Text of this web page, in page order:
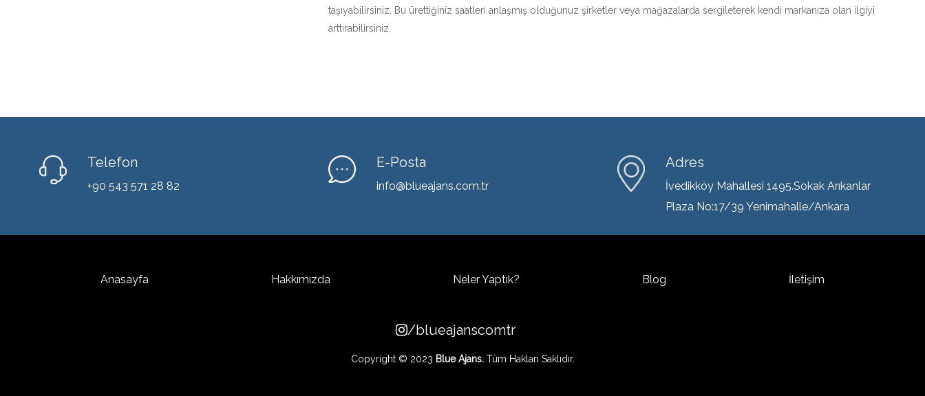
taşıyabilirsiniz. Bu ürettiğiniz saatleri anlaşmış olduğunuz şirketler veya mağazalarda sergileterek kendi markanıza olan ilgiyi
arttırabilirsiniz.
Telefon
+90 543 571 28 82
E-Posta
info@blueajans.com.tr
Adres
İvedikköy Mahallesi 1495.Sokak Arıkanlar
Plaza No:17/39 Yenimahalle/Ankara
Anasayfa Hakkımızda Neler Yaptık? Blog İletişim
/blueajanscomtr
Copyright © 2023 Blue Ajans.Tüm Hakları Saklıdır.